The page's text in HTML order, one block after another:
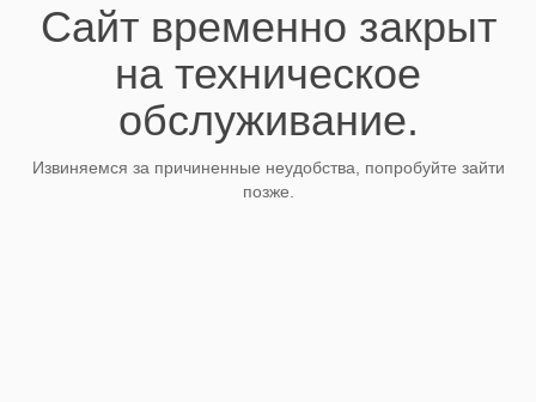
Сайт временно закрыт
на техническое
обслуживание.
Извиняемся за причиненные неудобства, попробуйте зайти
позже.